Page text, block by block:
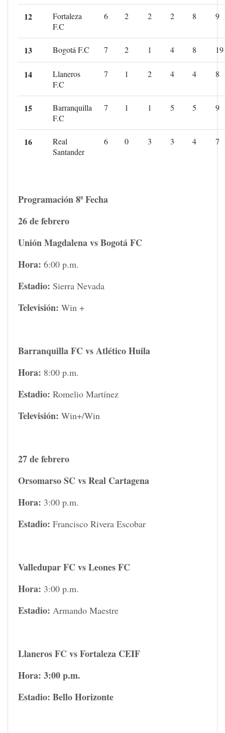
12
Fortaleza
F.C
6 2 2 2 8 9
13 Bogotá F.C 7 2 1 4 8 19
14
Llaneros
F.C
7 1 2 4 4 8
15
Barranquilla
F.C
7 1 1 5 5 9
16
Real
Santander
6 0 3 3 4 7
Programación 8ª Fecha
26 de febrero
Unión Magdalena vs Bogotá FC
Hora: 6:00 p.m.
Estadio: Sierra Nevada
Televisión: Win +
Barranquilla FC vs Atlético Huila
Hora: 8:00 p.m.
Estadio: Romelio Martínez
Televisión: Win+/Win
27 de febrero
Orsomarso SC vs Real Cartagena
Hora: 3:00 p.m.
Estadio: Francisco Rivera Escobar
Valledupar FC vs Leones FC
Hora: 3:00 p.m.
Estadio: Armando Maestre
Llaneros FC vs Fortaleza CEIF
Hora: 3:00 p.m.
Estadio: Bello Horizonte